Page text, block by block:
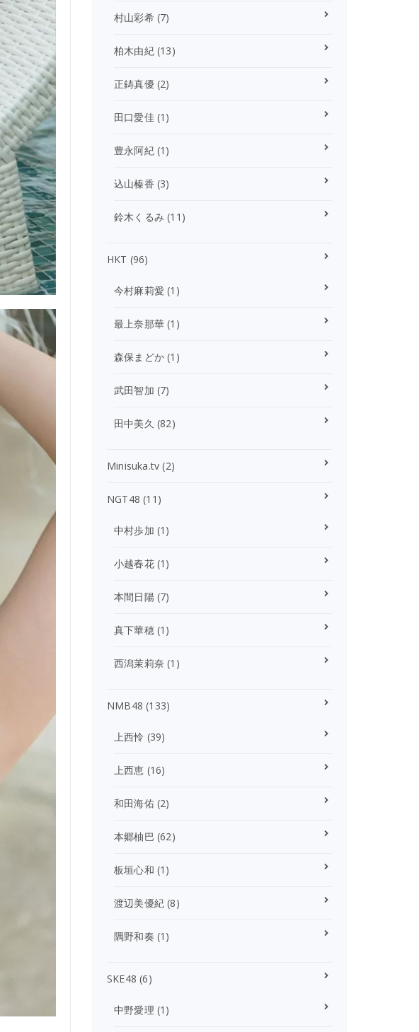
村山彩希(7)
柏木由紀(13)
正鋳真優(2)
田口愛佳(1)
豊永阿紀(1)
込山榛香 (3)
鈴木くるみ (11)
HKT (96)
今村麻莉愛 (1)
最上奈那華 (1)
森保まどか (1)
武田智加 (7)
田中美久 (82)
Minisuka.tv (2)
NGT48 (11)
中村歩加 (1)
小越春花(1)
本間日陽(7)
真下華穂(1)
西潟茉莉奈 (1)
NMB48 (133)
上西怜 (39)
上西恵 (16)
和田海佑(2)
本郷柚巴 (62)
板垣心和 (1)
渡辺美優紀 (8)
隅野和奏 (1)
SKE48 (6)
中野愛理 (1)